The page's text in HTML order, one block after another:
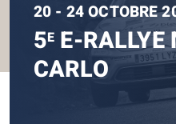
20 - 24 OCTOBRE
5E E-RALLYE
CARLO